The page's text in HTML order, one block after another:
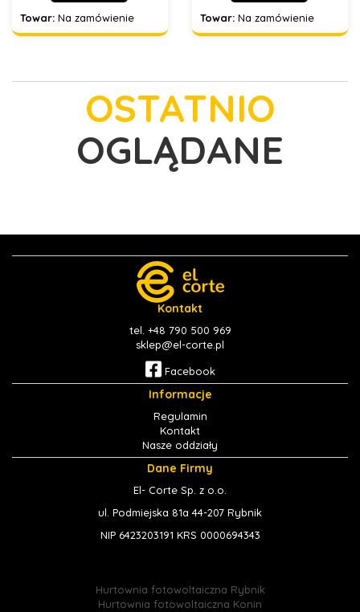
Towar: Na zamówienie Towar: Na zamówienie
OSTATNIO
OGLĄDANE
Kontakt
tel. +48 790 500 969
sklep@el-corte.pl
Facebook
Informacje
Regulamin
Kontakt
Nasze oddziały
Dane Firmy
El- Corte Sp. z o.o.
ul. Podmiejska 81a 44-207 Rybnik
NIP 6423203191 KRS 0000694343
Hurtownia fotowoltaiczna Rybnik
Hurtownia fotowoltaiczna Konin